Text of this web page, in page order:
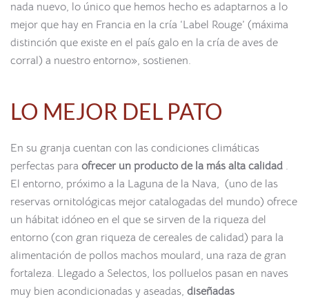
nada nuevo, lo único que hemos hecho es adaptarnos a lo
mejor que hay en Francia en la cría ‘Label Rouge’ (máxima
distinción que existe en el país galo en la cría de aves de
corral) a nuestro entorno», sostienen.
LO MEJOR DEL PATO
En su granja cuentan con las condiciones climáticas
perfectas para ofrecer un producto de la más alta calidad .
El entorno, próximo a la Laguna de la Nava, (uno de las
reservas ornitológicas mejor catalogadas del mundo) ofrece
un hábitat idóneo en el que se sirven de la riqueza del
entorno (con gran riqueza de cereales de calidad) para la
alimentación de pollos machos moulard, una raza de gran
fortaleza. Llegado a Selectos, los polluelos pasan en naves
muy bien acondicionadas y aseadas, diseñadas